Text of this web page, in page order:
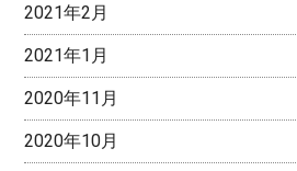
2021年2月
2021年1月
2020年11月
2020年10月